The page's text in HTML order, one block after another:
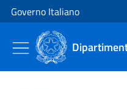
Vai al contenuto
Vai alla navigazione del sito
Governo Italiano